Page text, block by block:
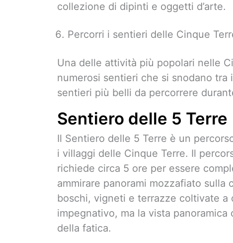
collezione di dipinti e oggetti d’arte.
Percorri i sentieri delle Cinque
Una delle attività più popolari nelle
numerosi sentieri che si snodano
sentieri più belli da percorrere
Sentiero delle 5 Terre
Il Sentiero delle 5 Terre è un
i villaggi delle Cinque Terre. Il
richiede circa 5 ore per essere
ammirare panorami mozzafiato sulla
boschi, vigneti e terrazze coltivate a
impegnativo, ma la vista
della fatica.